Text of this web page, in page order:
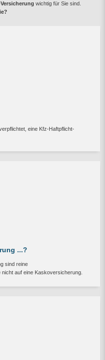
wichtig für Sie sind.
eine Kfz-Haftpflicht-
...?
sind reine
auf eine Kaskoversicherung.